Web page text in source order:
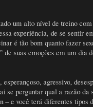
um alto nível de treino
experiência, de se sentir
é tão bom quanto fazer
de suas emoções em um dia
agressivo,
se perguntar qual a razão da
– e você terá diferentes tipos